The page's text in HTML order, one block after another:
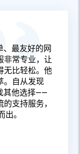
、最友好的网
非常专业，让
无比轻松。他
。自从发现
其他选择——
支持服务，
。